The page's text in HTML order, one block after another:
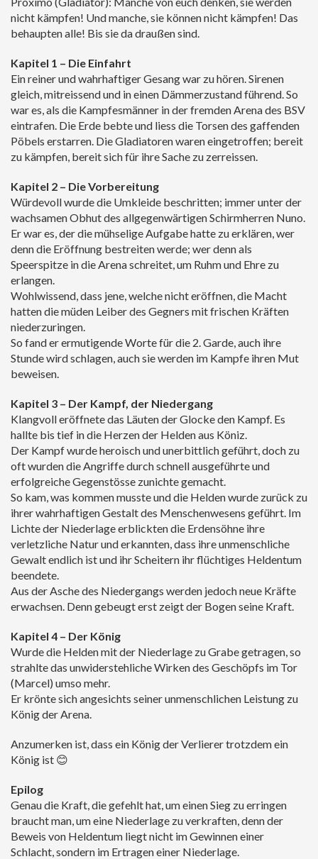
PARTNERVEREINE
HEIMSPIELSTÄTTE
DOKUMENTE C72K / LIVETICKER
JOBS
nicht kämpfen! Und manche, sie können nicht kämpfen! Das
behaupten alle! Bis sie da draußen sind.
Kapitel 1 – Die Einfahrt
Ein reiner und wahrhaftiger Gesang war zu hören. Sirenen
gleich, mitreissend und in einen Dämmerzustand führend. So
war es, als die Kampfesmänner in der fremden Arena des BSV
eintrafen. Die Erde bebte und liess die Torsen des gaffenden
Pöbels erstarren. Die Gladiatoren waren eingetroffen; bereit
zu kämpfen, bereit sich für ihre Sache zu zerreissen.
Kapitel 2 – Die Vorbereitung
Würdevoll wurde die Umkleide beschritten; immer unter der
wachsamen Obhut des allgegenwärtigen Schirmherren Nuno.
Er war es, der die mühselige Aufgabe hatte zu erklären, wer
denn die Eröffnung bestreiten werde; wer denn als
Speerspitze in die Arena schreitet, um Ruhm und Ehre zu
erlangen.
Wohlwissend, dass jene, welche nicht eröffnen, die Macht
hatten die müden Leiber des Gegners mit frischen Kräften
niederzuringen.
So fand er ermutigende Worte für die 2. Garde, auch ihre
Stunde wird schlagen, auch sie werden im Kampfe ihren Mut
beweisen.
Kapitel 3 – Der Kampf, der Niedergang
Klangvoll eröffnete das Läuten der Glocke den Kampf. Es
hallte bis tief in die Herzen der Helden aus Köniz.
Der Kampf wurde heroisch und unerbittlich geführt, doch zu
oft wurden die Angriffe durch schnell ausgeführte und
erfolgreiche Gegenstösse zunichte gemacht.
So kam, was kommen musste und die Helden wurde zurück zu
ihrer wahrhaftigen Gestalt des Menschenwesens geführt. Im
Lichte der Niederlage erblickten die Erdensöhne ihre
verletzliche Natur und erkannten, dass ihre unmenschliche
Gewalt endlich ist und ihr Scheitern ihr flüchtiges Heldentum
beendete.
Aus der Asche des Niedergangs werden jedoch neue Kräfte
erwachsen. Denn gebeugt erst zeigt der Bogen seine Kraft.
Kapitel 4 – Der König
Wurde die Helden mit der Niederlage zu Grabe getragen, so
strahlte das unwiderstehliche Wirken des Geschöpfs im Tor
(Marcel) umso mehr.
Er krönte sich angesichts seiner unmenschlichen Leistung zu
König der Arena.
Anzumerken ist, dass ein König der Verlierer trotzdem ein
König ist 😊
Epilog
Genau die Kraft, die gefehlt hat, um einen Sieg zu erringen
braucht man, um eine Niederlage zu verkraften, denn der
Beweis von Heldentum liegt nicht im Gewinnen einer
Schlacht, sondern im Ertragen einer Niederlage.